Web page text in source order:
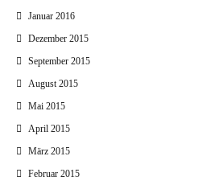
Januar 2016
Dezember 2015
September 2015
August 2015
Mai 2015
April 2015
März 2015
Februar 2015